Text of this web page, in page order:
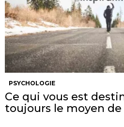
PSYCHOLOGIE
Ce qui vous est
toujours le moyen